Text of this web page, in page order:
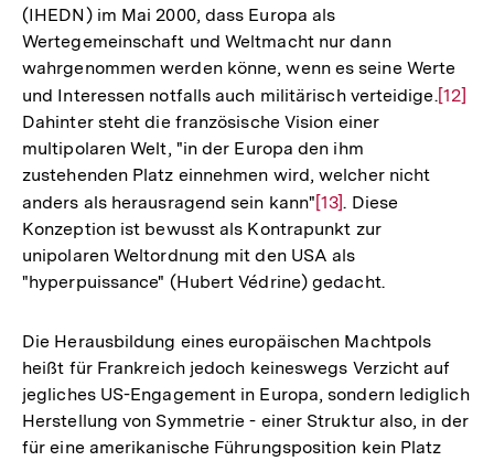
(IHEDN) im Mai 2000, dass Europa als
Wertegemeinschaft und Weltmacht nur dann
wahrgenommen werden könne, wenn es seine Werte
und Interessen notfalls auch militärisch verteidige.Zur
[12]
Dahinter steht die französische Vision einer
multipolaren Welt, "in der Europa den ihm
zustehenden Platz einnehmen wird, welcher nicht
anders als herausragend sein kann"Zur
Auflösung
der
Fußnote
[13]. Diese
Konzeption ist bewusst als Kontrapunkt zur
unipolaren Weltordnung mit den USA als
"hyperpuissance" (Hubert Védrine) gedacht.
Die Herausbildung eines europäischen Machtpols
heißt für Frankreich jedoch keineswegs Verzicht auf
jegliches US-Engagement in Europa, sondern lediglich
Herstellung von Symmetrie - einer Struktur also, in der
für eine amerikanische Führungsposition kein Platz